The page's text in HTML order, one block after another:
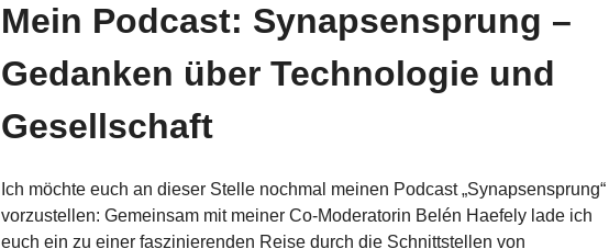
Mein Podcast: Synapsensprung –
Gedanken über Technologie und
Gesellschaft
Ich möchte euch an dieser Stelle nochmal meinen Podcast „Synapsensprung“
vorzustellen: Gemeinsam mit meiner Co-Moderatorin Belén Haefely lade ich
euch ein zu einer faszinierenden Reise durch die Schnittstellen von